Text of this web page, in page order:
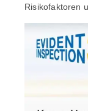
Risikofaktoren